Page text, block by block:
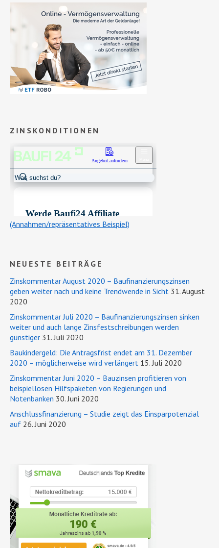
ZINSKONDITIONEN
(Annahmen/repräsentatives Beispiel)
NEUESTE BEITRÄGE
Zinskommentar August 2020 – Baufinanzierungszinsen
geben weiter nach und keine Trendwende in Sicht 31. August
2020
Zinskommentar Juli 2020 – Baufinanzierungszinsen sinken
weiter und auch lange Zinsfestschreibungen werden
günstiger 31. Juli 2020
Baukindergeld: Die Antragsfrist endet am 31. Dezember
2020 – möglicherweise wird verlängert 15. Juli 2020
Zinskommentar Juni 2020 – Bauzinsen profitieren von
beispiellosen Hilfspaketen von Regierungen und
Notenbanken 30. Juni 2020
Anschlussfinanzierung – Studie zeigt das Einsparpotenzial
auf 26. Juni 2020